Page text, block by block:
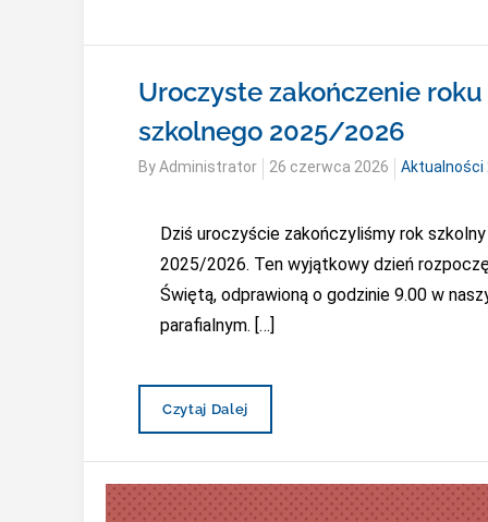
Uroczyste zakończenie roku
szkolnego 2025/2026
ByAdministrator
Posted
26 czerwca 2026 Aktualności
Dziś uroczyście zakończyliśmy rok szkolny
2025/2026. Ten wyjątkowy dzień
Świętą, odprawioną o godzinie 9.00 w
parafialnym. […]
Uroczyste
Szkolnego
2025/2026
Czytaj Dalej